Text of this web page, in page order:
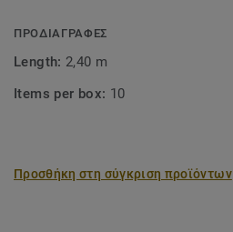
ΠΡΟΔΙΑΓΡΑΦΕΣ
Length: 2,40 m
Items per box: 10
Προσθήκη στη σύγκριση προϊόντων